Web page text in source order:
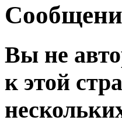
Вы не
к этой